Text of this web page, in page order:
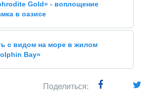
Gold» - воплощение
в оазисе
с видом на море в жилом
Bay»
Поделиться: